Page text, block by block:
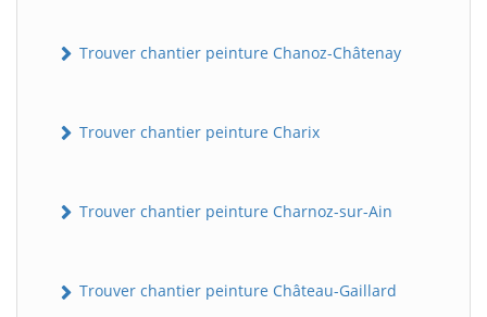
Trouver chantier peinture Chanoz-Châtenay
Trouver chantier peinture Charix
Trouver chantier peinture Charnoz-sur-Ain
Trouver chantier peinture Château-Gaillard